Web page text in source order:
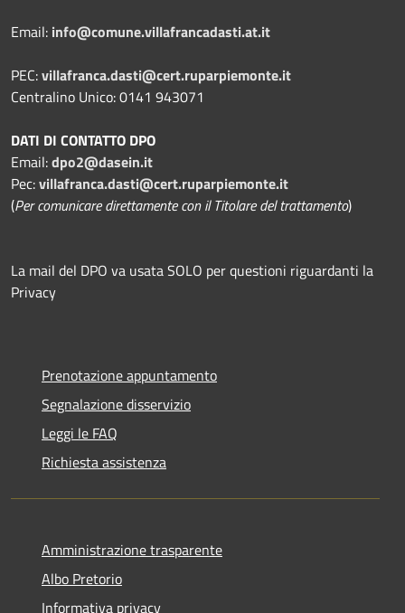
Email: info@comune.villafrancadasti.at.it
PEC:villafranca.dasti@cert.ruparpiemonte.it
Centralino Unico: 0141 943071
DATI DI CONTATTO DPO
Email:dpo2@dasein.it
Pec:villafranca.dasti@cert.ruparpiemonte.it
(Per comunicare direttamente con il Titolare del trattamento)
La mail del DPO va usata SOLO per questioni riguardanti la
Privacy
Prenotazione appuntamento
Segnalazione disservizio
Leggi le FAQ
Richiesta assistenza
Amministrazione trasparente
Albo Pretorio
Informativa privacy